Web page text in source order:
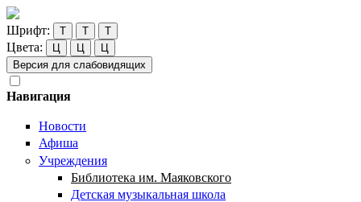
Шрифт: Т Т Т
Цвета: Ц Ц
Ц
Версия для слабовидящих
Навигация
Новости
Афиша
Учреждения
Библиотека им. Маяковского
Детская музыкальная школа